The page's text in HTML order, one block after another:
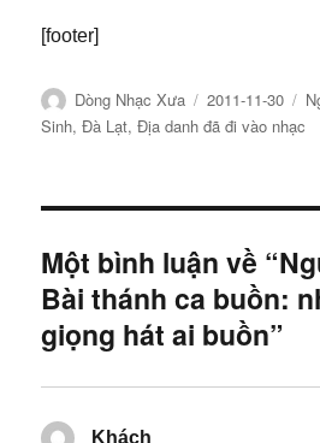
[footer]
Tác
giả
Dòng Nhạc Xưa
Đăng
ngày
2011-11-30
Sinh,Đà Lạt,Địa danh đã đi vào nhạc
Một bình luận về
Bài thánh ca buồn:
giọng hát ai buồn”
Khách